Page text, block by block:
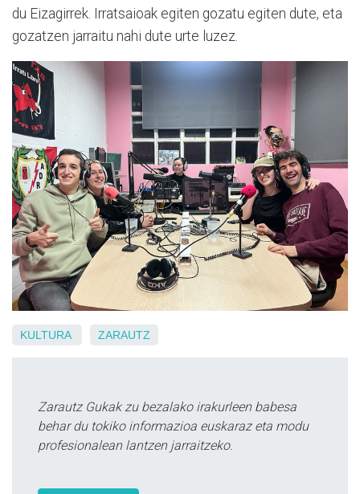
du Eizagirrek. Irratsaioak egiten gozatu egiten dute, eta
gozatzen jarraitu nahi dute urte luzez.
KULTURA ZARAUTZ
Zarautz Gukak zu bezalako irakurleen babesa
behar du tokiko informazioa euskaraz eta modu
profesionalean lantzen jarraitzeko.